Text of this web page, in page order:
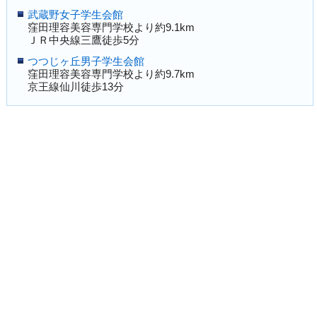
武蔵野女子学生会館
窪田理容美容専門学校より約9.1km
ＪＲ中央線三鷹徒歩5分
つつじヶ丘男子学生会館
窪田理容美容専門学校より約9.7km
京王線仙川徒歩13分